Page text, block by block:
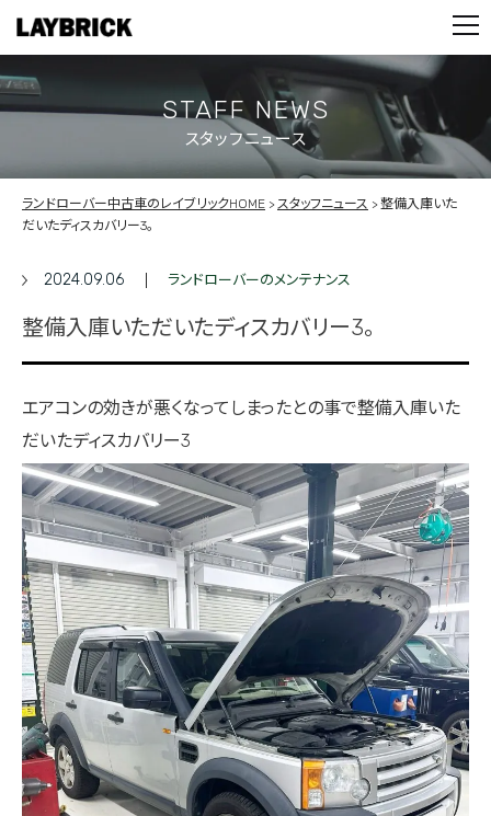
PARTS
CONTACT
PRIVACY POLICY
STAFF NEWS
スタッフニュース
ランドローバー中古車のレイブリックHOME スタッフニュース
整備入庫いた
だいたディスカバリー3。
2024.09.06 ランドローバーのメンテナンス
整備入庫いただいたディスカバリー3。
エアコンの効きが悪くなってしまったとの事で整備入庫いた
だいたディスカバリー3